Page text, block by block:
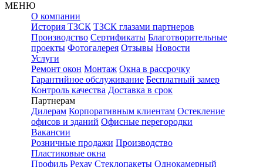
МЕНЮ
О компании
История ТЗСК ТЗСК глазами партнеров
Производство Сертификаты Благотворительные
проекты Фотогалерея Отзывы Новости
Услуги
Ремонт окон Монтаж Окна в рассрочку
Гарантийное обслуживание Бесплатный замер
Контроль качества Доставка в срок
Партнерам
Дилерам Корпоративным клиентам Остекление
офисов и зданий Офисные перегородки
Вакансии
Розничные продажи Производство
Пластиковые окна
Профиль Рехау Стеклопакеты Однокамерный